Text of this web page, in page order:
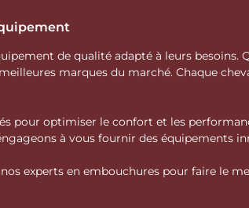
de qualité adapté à leurs besoins.
marques du marché. Chaque
pour optimiser le confort et les
à vous fournir des équipements
experts en embouchures pour faire le